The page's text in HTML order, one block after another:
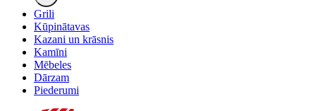
Grili
Kūpinātavas
Kazani un krāsnis
Kamīni
Mēbeles
Dārzam
Piederumi